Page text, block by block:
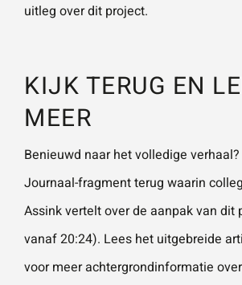
VERSTUUR JE
uitleg over dit project.
KIJK TERUG EN
MEER
Benieuwd naar het volledige
Journaal-fragmentterug waarin
Assink vertelt over de aanpak van dit
vanaf 20:24). Lees het uitgebreide
voor meer achtergrondinformatie